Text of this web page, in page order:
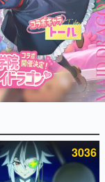
3036